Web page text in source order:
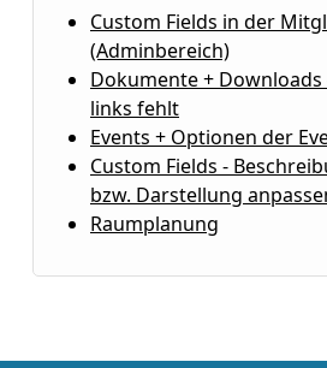
Custom Fields in der
(Adminbereich)
Dokumente +
links fehlt
Events + Optionen der
Custom Fields -
bzw. Darstellung
Raumplanung